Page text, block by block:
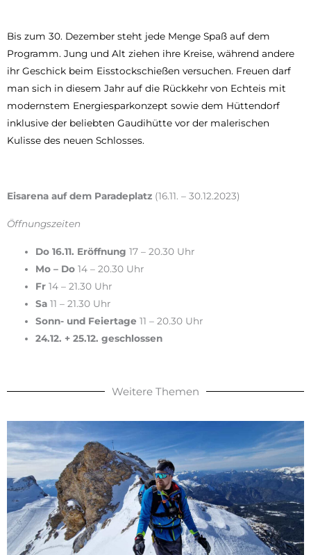
Bis zum 30. Dezember steht jede Menge Spaß auf dem
Programm. Jung und Alt ziehen ihre Kreise, während andere
ihr Geschick beim Eisstockschießen versuchen. Freuen darf
man sich in diesem Jahr auf die Rückkehr von Echteis mit
modernstem Energiesparkonzept sowie dem Hüttendorf
inklusive der beliebten Gaudihütte vor der malerischen
Kulisse des neuen Schlosses.
Eisarena auf dem Paradeplatz (16.11. – 30.12.2023)
Öffnungszeiten
Do 16.11. Eröffnung 17 – 20.30 Uhr
Mo – Do 14 – 20.30 Uhr
Fr 14 – 21.30 Uhr
Sa 11 – 21.30 Uhr
Sonn- und Feiertage 11 – 20.30 Uhr
24.12. + 25.12. geschlossen
Weitere Themen